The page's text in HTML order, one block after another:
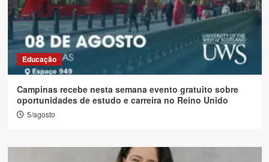
Educação
Campinas recebe nesta semana evento gratuito sobre
oportunidades de estudo e carreira no Reino Unido
5/agosto